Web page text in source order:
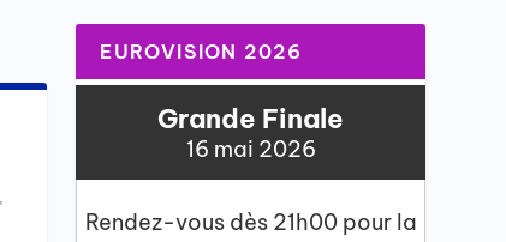
EUROVISION 2026
Grande Finale
16 mai 2026
Rendez-vous dès 21h00 pour la